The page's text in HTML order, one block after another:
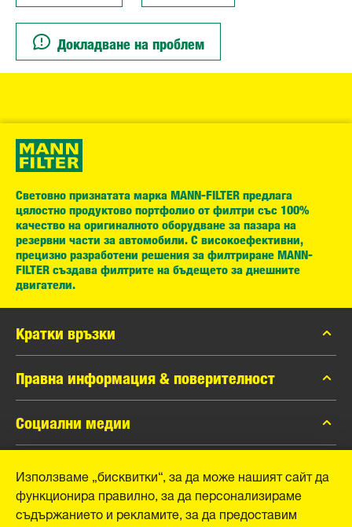
Докладване на проблем
Световно признатата марка MANN-FILTER предлага
цялостно продуктово портфолио от филтри със 100%
качество на оригиналното оборудване за пазара на
резервни части за автомобили. С високоефективни,
прецизно разработени решения за филтриране MANN-
FILTER създава филтрите на бъдещето за днешните
двигатели.
Кратки връзки
каталог MANN-FILTER
Контакти
Правна информация & поверителност
Защита на личните данни
Официално уведомление
Отпечатък
Социални медии
Instagram
MANN+HUMMEL GmbH
Използваме „бисквитки“, за да може нашият сайт да
функционира правилно, за да персонализираме
съдържанието и рекламите, за да предоставим